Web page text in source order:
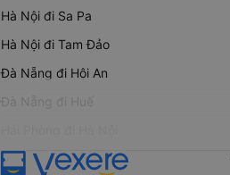
Hà Nội đi Sa Pa
Hà Nội đi Tam Đảo
Đà Nẵng đi Hội An
Đà Nẵng đi Huế